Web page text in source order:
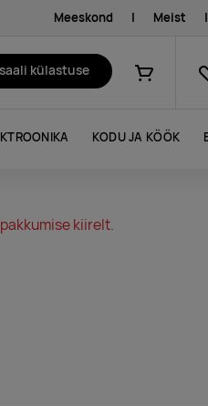
Meeskond | Meist |
külastuse
Ostukorv
KODU JA KÖÖK
kiirelt.